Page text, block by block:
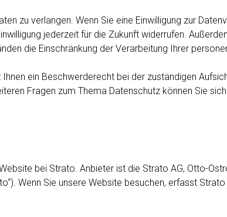
zu verlangen. Wenn Sie eine Einwilligung zur
jederzeit für die Zukunft widerrufen.
die Einschränkung der Verarbeitung Ihrer
Ihnen ein Beschwerderecht bei der zuständigen
Fragen zum Thema Datenschutz können Sie
bei Strato. Anbieter ist die Strato AG, Otto-
Wenn Sie unsere Website besuchen, erfasst